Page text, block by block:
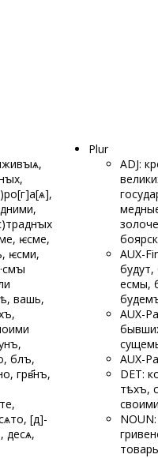
ѥсме,
ѥсми,
вашь,
блъ,
грв҃нъ,
[д]-
десѧ,
Plur
ADJ:
AUX-
есмы,
AUX-
AUX-
DET:
тѣхъ,